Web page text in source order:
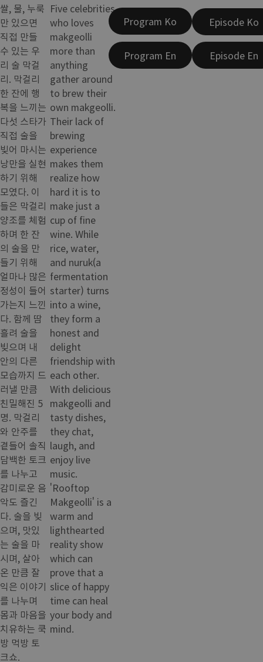
쌀, 물, 누룩
만 있으면
직접 만들
수 있는 우
리 술 막걸
리. 막걸리
한 잔에 행
복을 느끼는
다섯 스타가
직접 술을
빚어 마시는
낭만을 실현
하기 위해
모였다. 이
들은 막걸리
양조를 체험
하며 한 잔
의 술을 만
들기 위해
얼마나 많은
정성이 들어
가는지 느낀
다. 함께 땀
흘려 술을
빚으며 내
안의 다른
모습까지 드
러낼 만큼
친밀해진 5
명. 막걸리
와 안주를
곁들어 솔직
담백한 토크
를 나누고
감미로운 음
악도 즐긴
다. 술을 빚
으며, 맛있
는 술을 마
시며, 살아
온 만큼 잘
익은 이야기
를 나누며
몸과 마음을
치유하는 쿡
방 먹방 토
크쇼.
Five celebrities
who loves
makgeolli
more than
anything
gather around
to brew their
own makgeolli.
Their lack of
brewing
experience
makes them
realize how
hard it is to
make just a
cup of fine
wine. While
rice, water,
and nuruk(a
fermentation
starter) turns
into a wine,
they form a
honest and
delight
friendship with
each other.
With delicious
makgeolli and
tasty dishes,
they chat,
laugh, and
enjoy live
music.
'Rooftop
Makgeolli' is a
warm and
lighthearted
reality show
which can
prove that a
slice of happy
time can heal
your body and
mind.
Program Ko
Program En
Episode Ko
Episode En